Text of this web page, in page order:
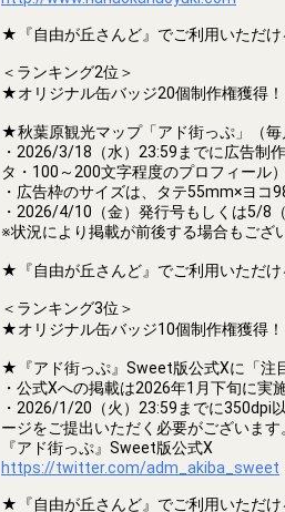
★『自由が丘さんど』でご利用いただけ
＜ランキング2位＞
★オリジナル缶バッジ20個制作権獲得！
★秋葉原観光マップ「アド街っぷ」（毎
・2026/3/18（水）23:59までに広告制
タ・100～200文字程度のプロフィール
・広告枠のサイズは、タテ55mm×ヨコ
・2026/4/10（金）発行号もしくは5/8
※状況により掲載が前後する場合もござ
★『自由が丘さんど』でご利用いただけ
＜ランキング3位＞
★オリジナル缶バッジ10個制作権獲得！
★『アド街っぷ』Sweet版公式Xに「注
・公式Xへの掲載は2026年1月下旬に実
・2026/1/20（火）23:59までに350dpi
ージをご提出いただく必要がございます
『アド街っぷ』Sweet版公式X
https://twitter.com/adm_akiba_sweet
★『自由が丘さんど』でご利用いただけ